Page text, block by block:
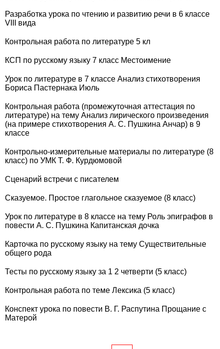
Разработка урока по чтению и развитию речи в 6 классе
VIII вида
Контрольная работа по литературе 5 кл
КСП по русскому языку 7 класс Местоимение
Урок по литературе в 7 классе Анализ стихотворения
Бориса Пастернака Июль
Контрольная работа (промежуточная аттестация по
литературе) на тему Анализ лирического произведения
(на примере стихотворения А. С. Пушкина Анчар) в 9
классе
Контрольно-измерительные материалы по литературе (8
класс) по УМК Т. Ф. Курдюмовой
Сценарий встречи с писателем
Сказуемое. Простое глагольное сказуемое (8 класс)
Урок по литературе в 8 классе на тему Роль эпиграфов в
повести А. С. Пушкина Капитанская дочка
Карточка по русскому языку на тему Существительные
общего рода
Тесты по русскому языку за 1 2 четверти (5 класс)
Контрольная работа по теме Лексика (5 класс)
Конспект урока по повести В. Г. Распутина Прощание с
Матерой